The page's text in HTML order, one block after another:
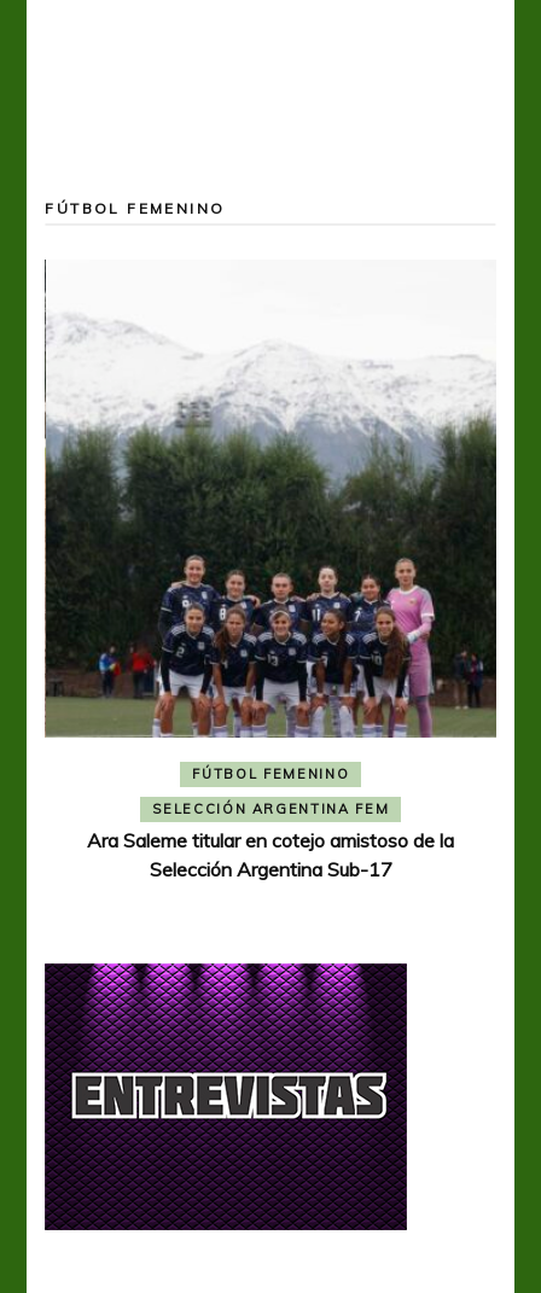
FÚTBOL FEMENINO
FÚTBOL FEMENINO
SELECCIÓN ARGENTINA FEM
Ara Saleme titular en cotejo amistoso de la
Selección Argentina Sub-17